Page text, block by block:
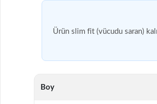
Ürün slim fit (vücudu saran)
Boy